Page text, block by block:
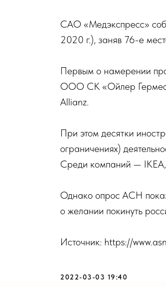
САО «Медэкспресс»
2020 г.), заняв 76-е
Первым о намерении
ООО СК «Ойлер Гермес
Allianz.
При этом десятки
ограничениях)
Среди компаний —
Однако опрос АСН
о желании покинуть
Источник: https://
2022-03-03 19:40